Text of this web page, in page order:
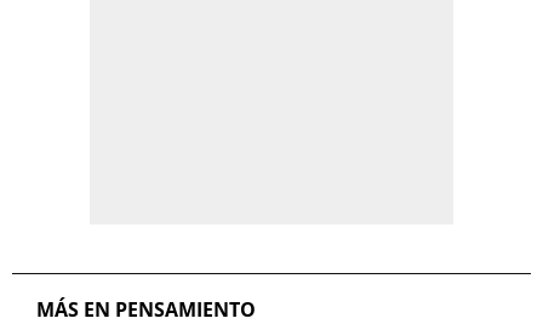
MÁS EN PENSAMIENTO